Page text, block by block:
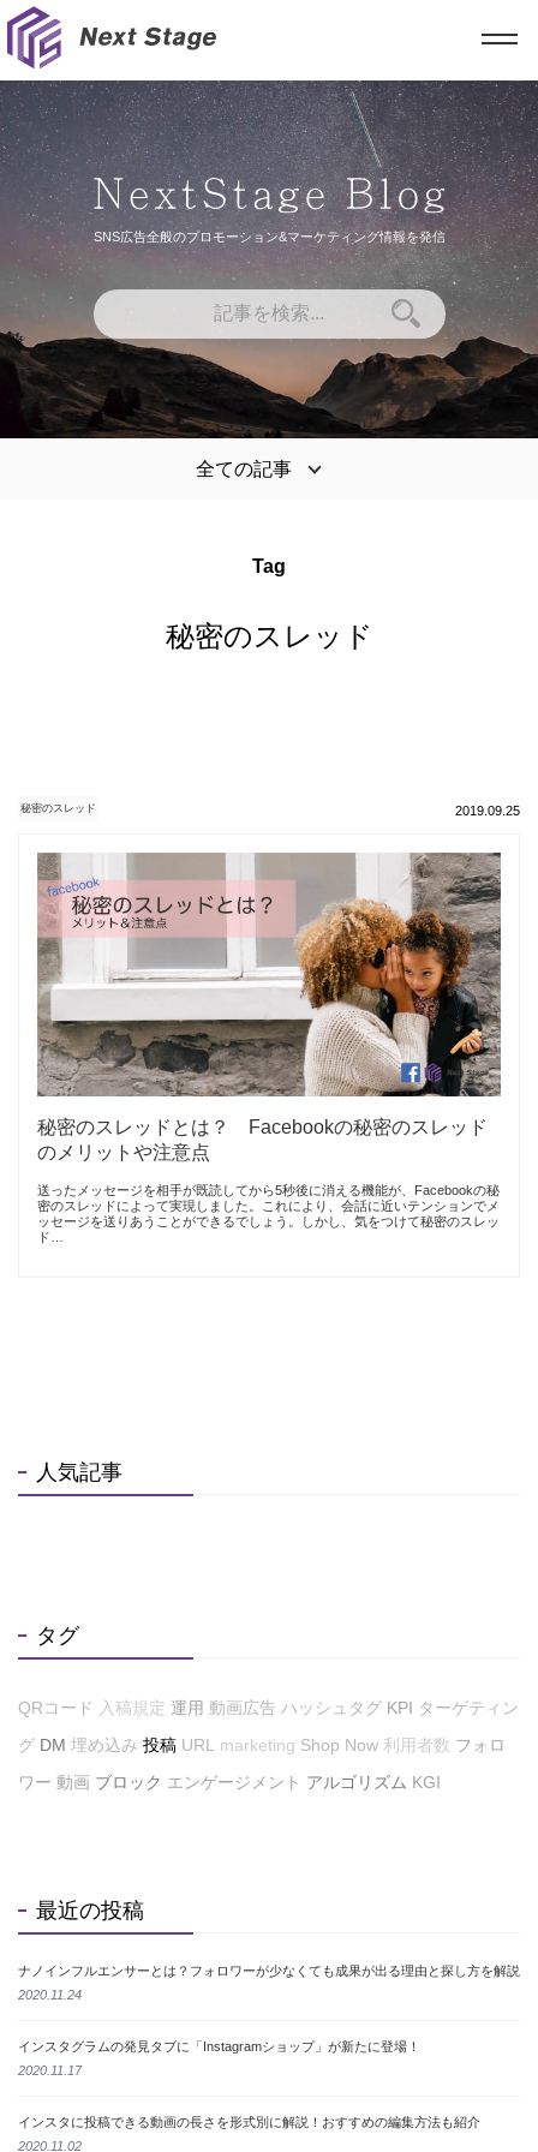
SNS広告全般のプロモーション&マーケティング情報を発信
全ての記事
Tag
秘密のスレッド
秘密のスレッド 2019.09.25
秘密のスレッドとは？ Facebookの秘密のスレッド
のメリットや注意点
送ったメッセージを相手が既読してから5秒後に消える機能が、Facebookの秘
密のスレッドによって実現しました。これにより、会話に近いテンションでメ
ッセージを送りあうことができるでしょう。しかし、気をつけて秘密のスレッ
ド…
人気記事
タグ
QRコード 入稿規定 運用 動画広告 ハッシュタグ KPI ターゲティン
グ DM 埋め込み 投稿 URL marketing Shop Now 利用者数 フォロ
ワー 動画 ブロック エンゲージメント アルゴリズム KGI
最近の投稿
ナノインフルエンサーとは？フォロワーが少なくても成果が出る理由と探し方を解説
2020.11.24
インスタグラムの発見タブに「Instagramショップ」が新たに登場！
2020.11.17
インスタに投稿できる動画の長さを形式別に解説！おすすめの編集方法も紹介
2020.11.02